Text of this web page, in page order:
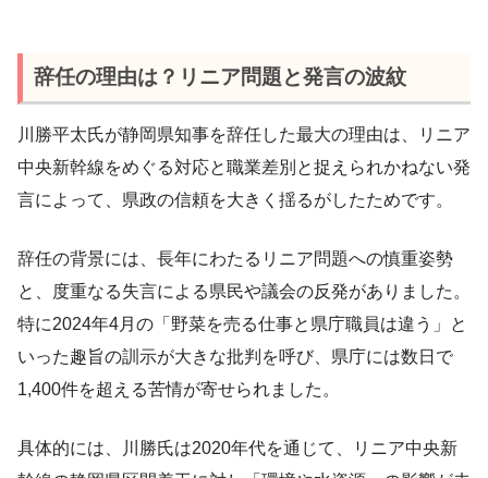
辞任の理由は？リニア問題と発言の波紋
川勝平太氏が静岡県知事を辞任した最大の理由は、リニア
中央新幹線をめぐる対応と職業差別と捉えられかねない発
言によって、県政の信頼を大きく揺るがしたためです。
辞任の背景には、長年にわたるリニア問題への慎重姿勢
と、度重なる失言による県民や議会の反発がありました。
特に2024年4月の「野菜を売る仕事と県庁職員は違う」と
いった趣旨の訓示が大きな批判を呼び、県庁には数日で
1,400件を超える苦情が寄せられました。
具体的には、川勝氏は2020年代を通じて、リニア中央新